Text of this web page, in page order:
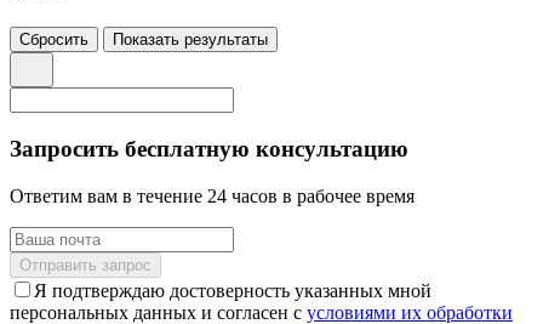
Сбросить Показать результаты
Запросить бесплатную консультацию
Ответим вам в течение 24 часов в рабочее время
Отправить запрос
Я подтверждаю достоверность указанных мной
персональных данных и согласен с условиями их обработки